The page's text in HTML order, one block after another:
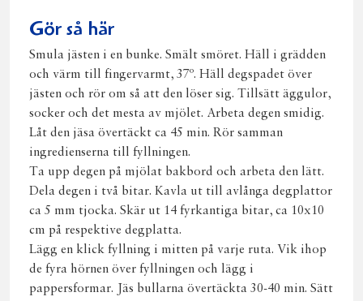
Gör så här
Smula jästen i en bunke. Smält smöret. Häll i grädden
och värm till fingervarmt, 37º. Häll degspadet över
jästen och rör om så att den löser sig. Tillsätt äggulor,
socker och det mesta av mjölet. Arbeta degen smidig.
Låt den jäsa övertäckt ca 45 min. Rör samman
ingredienserna till fyllningen.
Ta upp degen på mjölat bakbord och arbeta den lätt.
Dela degen i två bitar. Kavla ut till avlånga degplattor
ca 5 mm tjocka. Skär ut 14 fyrkantiga bitar, ca 10x10
cm på respektive degplatta.
Lägg en klick fyllning i mitten på varje ruta. Vik ihop
de fyra hörnen över fyllningen och lägg i
pappersformar. Jäs bullarna övertäckta 30-40 min. Sätt